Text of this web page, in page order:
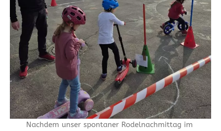
Nachdem unser spontaner Rodelnachmittag im